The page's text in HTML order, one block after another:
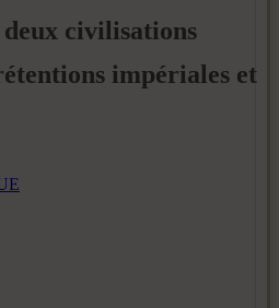
civilisations
impériales et